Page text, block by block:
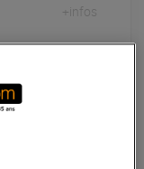
+infos